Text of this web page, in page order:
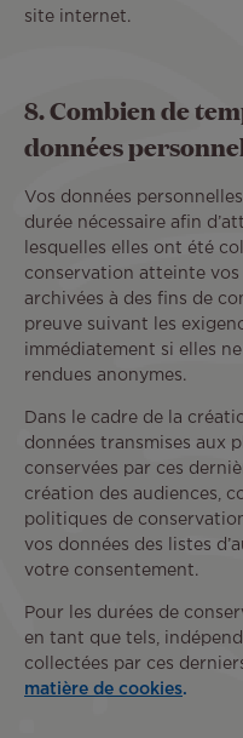
site internet.
8. Combien de
données
Vos données
durée nécessaire afin
lesquelles elles ont été
conservation atteinte vos
archivées à des fins de
preuve suivant les
immédiatement si elles
rendues anonymes.
Dans le cadre de la
données transmises aux
conservées par ces
création des audiences,
politiques de
vos données des listes
votre consentement.
Pour les durées de
en tant que tels,
collectées par ces
matière de cookies.